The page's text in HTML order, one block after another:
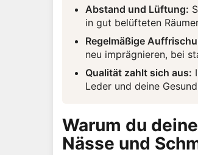
Abstand und Lüftung:
in gut belüfteten
Regelmäßige
neu imprägnieren, bei
Qualität zahlt sich aus:
Leder und deine
Warum du
Nässe und